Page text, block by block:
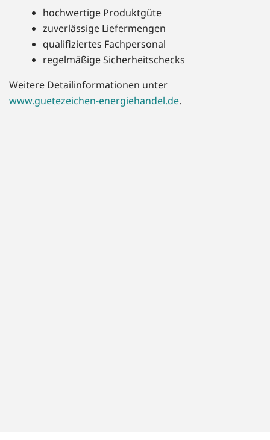
hochwertige Produktgüte
zuverlässige Liefermengen
qualifiziertes Fachpersonal
regelmäßige Sicherheitschecks
Weitere Detailinformationen unter
www.guetezeichen-energiehandel.de.